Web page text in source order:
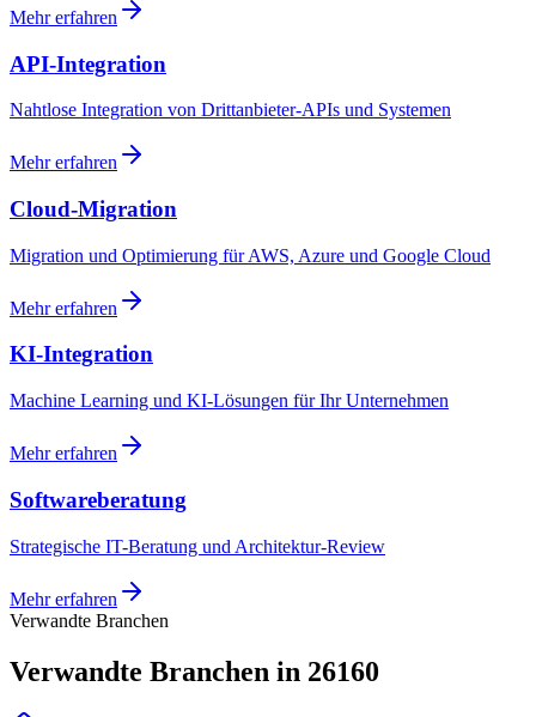
Mehr erfahren
API-Integration
Nahtlose Integration von Drittanbieter-APIs und Systemen
Mehr erfahren
Cloud-Migration
Migration und Optimierung für AWS, Azure und Google Cloud
Mehr erfahren
KI-Integration
Machine Learning und KI-Lösungen für Ihr Unternehmen
Mehr erfahren
Softwareberatung
Strategische IT-Beratung und Architektur-Review
Mehr erfahren
Verwandte Branchen
Verwandte Branchen in 26160